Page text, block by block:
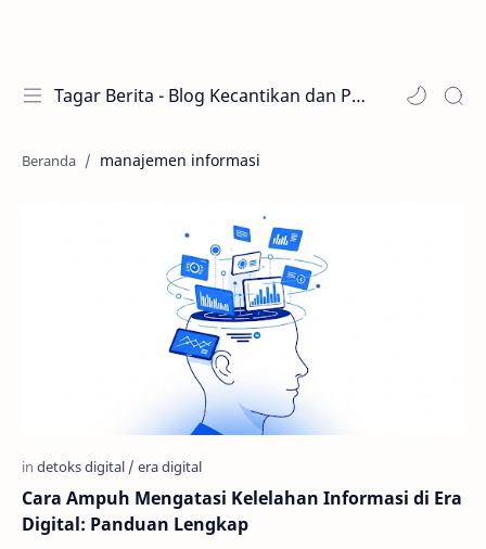
Tagar Berita - Blog Kecantikan dan Perawatan
manajemen informasi
Cara Ampuh Mengatasi Kelelahan Informasi di Era
Digital: Panduan Lengkap